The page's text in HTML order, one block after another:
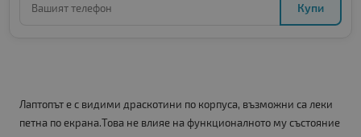
Купи
Лаптопът е с видими драскотини по корпуса, възможни са леки
петна по екрана.Това не влияе на функционалното му състояние